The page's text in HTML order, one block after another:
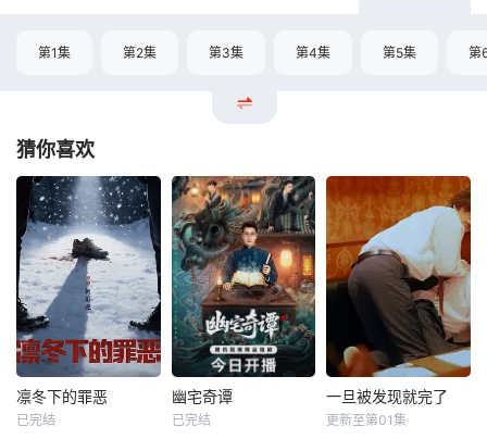
第1集 第2集 第3集 第4集 第5集 第
猜你喜欢
凛冬下的罪恶
已完结
幽宅奇谭
已完结
一旦被发现就完了
更新至第01集